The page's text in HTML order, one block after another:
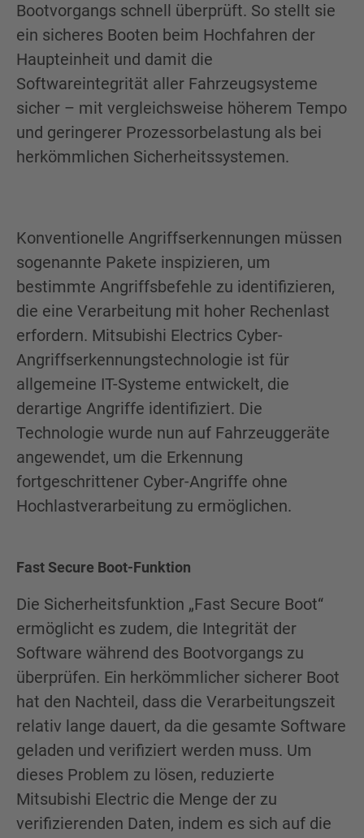
Bootvorgangs schnell überprüft. So stellt sie
ein sicheres Booten beim Hochfahren der
Haupteinheit und damit die
Softwareintegrität aller Fahrzeugsysteme
sicher – mit vergleichsweise höherem Tempo
und geringerer Prozessorbelastung als bei
herkömmlichen Sicherheitssystemen.
Konventionelle Angriffserkennungen müssen
sogenannte Pakete inspizieren, um
bestimmte Angriffsbefehle zu identifizieren,
die eine Verarbeitung mit hoher Rechenlast
erfordern. Mitsubishi Electrics Cyber-
Angriffserkennungstechnologie ist für
allgemeine IT-Systeme entwickelt, die
derartige Angriffe identifiziert. Die
Technologie wurde nun auf Fahrzeuggeräte
angewendet, um die Erkennung
fortgeschrittener Cyber-Angriffe ohne
Hochlastverarbeitung zu ermöglichen.
Fast Secure Boot-Funktion
Die Sicherheitsfunktion „Fast Secure Boot“
ermöglicht es zudem, die Integrität der
Software während des Bootvorgangs zu
überprüfen. Ein herkömmlicher sicherer Boot
hat den Nachteil, dass die Verarbeitungszeit
relativ lange dauert, da die gesamte Software
geladen und verifiziert werden muss. Um
dieses Problem zu lösen, reduzierte
Mitsubishi Electric die Menge der zu
verifizierenden Daten, indem es sich auf die